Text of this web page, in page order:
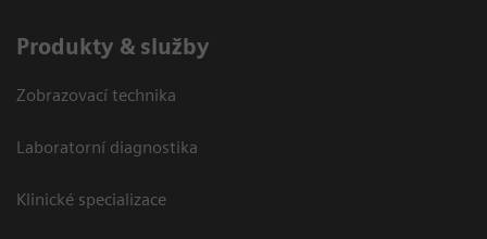
Produkty & služby
Zobrazovací technika
Laboratorní diagnostika
Klinické specializace